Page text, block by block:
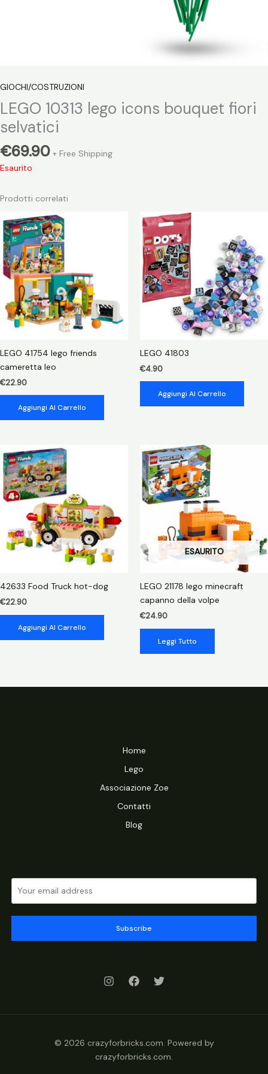
GIOCHI/COSTRUZIONI
LEGO 10313 lego icons bouquet fiori
selvatici
€69.90 + Free Shipping
Esaurito
Prodotti correlati
LEGO 41754 lego friends
cameretta leo
€22.90
Aggiungi Al Carrello
LEGO 41803
€4.90
Aggiungi Al Carrello
42633 Food Truck hot-dog
€22.90
Aggiungi Al Carrello
ESAURITO
LEGO 21178 lego minecraft
capanno della volpe
€24.90
Leggi Tutto
Home
Lego
Associazione Zoe
Contatti
Blog
Subscribe
© 2026 crazyforbricks.com. Powered by
crazyforbricks.com.